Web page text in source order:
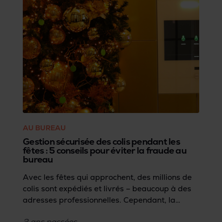
AU BUREAU
Gestion sécurisée des colis pendant les
fêtes : 5 conseils pour éviter la fraude au
bureau
Avec les fêtes qui approchent, des millions de
colis sont expédiés et livrés – beaucoup à des
adresses professionnelles. Cependant, la